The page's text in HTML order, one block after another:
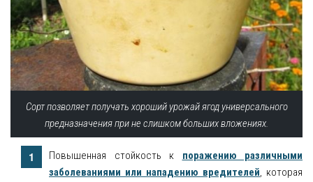
Сорт позволяет получать хороший урожай ягод универсального
предназначения при не слишком больших вложениях.
Повышенная стойкость к поражению различными
заболеваниями или нападению вредителей, которая